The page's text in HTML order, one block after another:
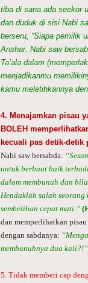
tiba di sana ada seekor
dan duduk di sisi Nabi
berseru, “Siapa pemilik
Anshar. Nabi saw
Ta’ala dalam
menjadikanmu
kamu meletihkannya
4. Menajamkan pisau
BOLEH
kecuali pas detik-detik
Nabi saw bersabda:
untuk berbuat baik
dalam membunuh dan
Hendaklah salah
sembelihan cepat mati.”
dan memperlihatkan
dengan sabdanya:
membunuhnya dua kali?!”
5. Tidak memberi cap